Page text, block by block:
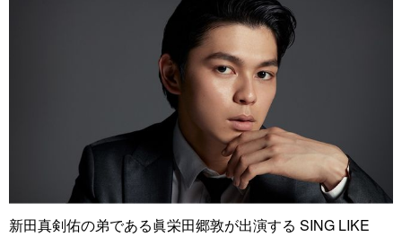
新田真剣佑の弟である眞栄田郷敦が出演する SING LIKE